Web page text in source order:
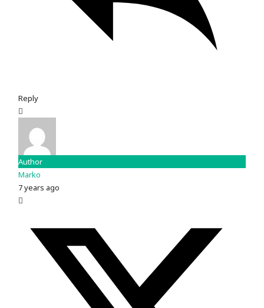
Reply
Author
Marko
7 years ago